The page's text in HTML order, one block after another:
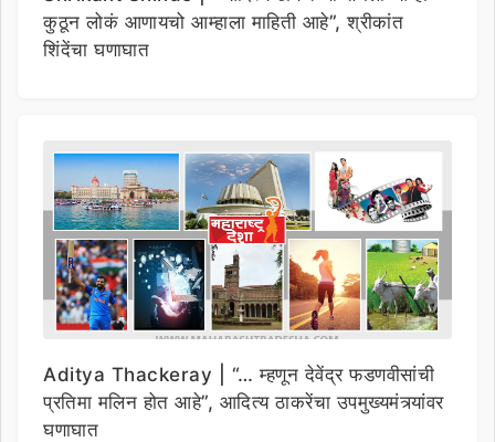
कुठून लोकं आणायचो आम्हाला माहिती आहे”, श्रीकांत
शिंदेंचा घणाघात
Aditya Thackeray | “… म्हणून देवेंद्र फडणवीसांची
प्रतिमा मलिन होत आहे”, आदित्य ठाकरेंचा उपमुख्यमंत्र्यांवर
घणाघात